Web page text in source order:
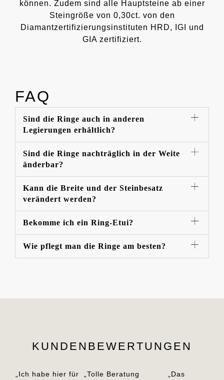
können. Zudem sind alle Hauptsteine ab einer
Steingröße von 0,30ct. von den
Diamantzertifizierungsinstituten HRD, IGI und
GIA zertifiziert.
FAQ
Sind die Ringe auch in anderen
Legierungen erhältlich?
Sind die Ringe nachträglich in der Weite
änderbar?
Kann die Breite und der Steinbesatz
verändert werden?
Bekomme ich ein Ring-Etui?
Wie pflegt man die Ringe am besten?
KUNDENBEWERTUNGEN
„Ich habe hier für
„Tolle Beratung
„Das